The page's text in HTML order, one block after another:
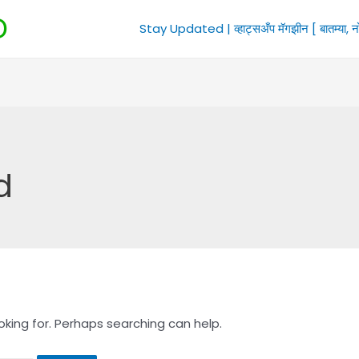
Stay Updated | व्हाट्सअँप मॅगझीन [ बातम्या,
for. Perhaps searching can help.